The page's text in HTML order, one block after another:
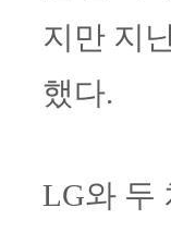
지만 지
했다.
LG와 두